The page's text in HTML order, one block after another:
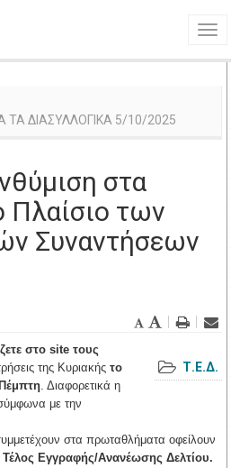
ΤΑ ΔΙΑΣΥΛΛΟΓΙΚΑ 5/10/2025
στα
Πλαίσιο των
Συναντήσεων
Τ.Ε.Δ.
στο site τους
της Κυριακής το
. Διαφορετικά η
με την
στα πρωταθλήματα οφείλουν
Τέλος Εγγραφής/Ανανέωσης Δελτίου.